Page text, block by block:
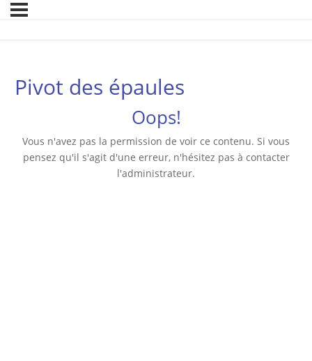
Pivot des épaules
Oops!
Vous n'avez pas la permission de voir ce contenu. Si vous
pensez qu'il s'agit d'une erreur, n'hésitez pas à contacter
l'administrateur.